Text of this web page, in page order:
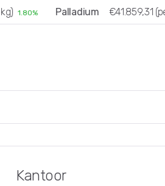
1.80% Palladium €41.859,31 (per
Kantoor